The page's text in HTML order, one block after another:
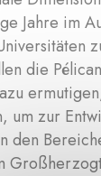
Jahre im
die
um zur
den